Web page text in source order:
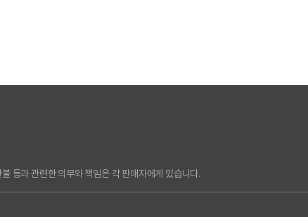
등과 관련한 의무와 책임은 각 판매자에게 있습니다.